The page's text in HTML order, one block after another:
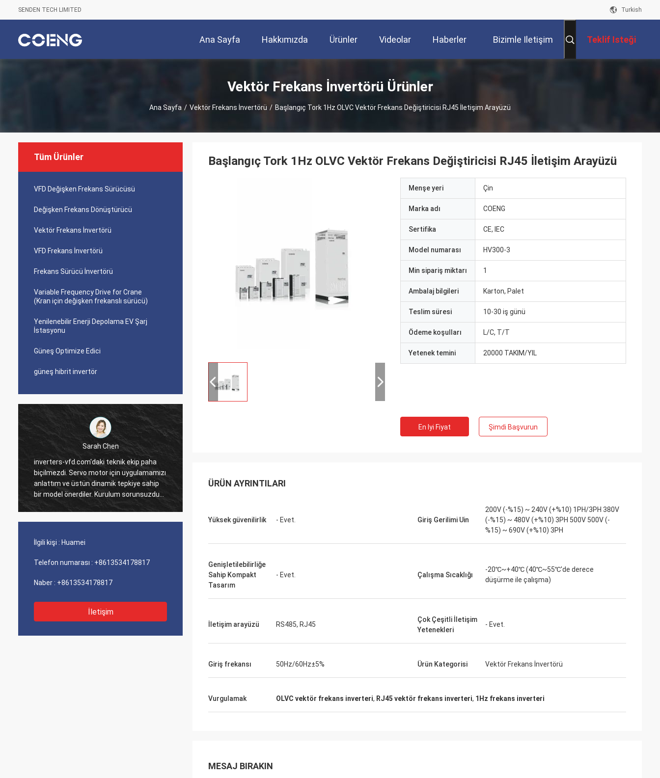
SENDEN TECH LIMITED Turkish
Ana Sayfa Hakkımızda Ürünler Videolar Haberler Bizimle Iletişim Teklif Isteği
Vektör Frekans İnvertörü Ürünler
Ana Sayfa / Vektör Frekans İnvertörü / Başlangıç Tork 1Hz OLVC Vektör Frekans Değiştiricisi RJ45 İletişim Arayüzü
Tüm Ürünler
VFD Değişken Frekans Sürücüsü
Değişken Frekans Dönüştürücü
Vektör Frekans İnvertörü
VFD Frekans İnvertörü
Frekans Sürücü İnvertörü
Variable Frequency Drive for Crane
(Kran için değişken frekanslı sürücü)
Yenilenebilir Enerji Depolama EV Şarj
İstasyonu
Güneş Optimize Edici
güneş hibrit invertör
Sarah Chen
inverters-vfd.com'daki teknik ekip paha
biçilmezdi. Servo motor için uygulamamızı
anlattım ve üstün dinamik tepkiye sahip
bir model önerdiler. Kurulum sorunsuzdu
ve hassasiyet döngü sürelerimizi
tamamlandı ve şaşırtıcı bir hızla gönderildi.
Lojistikten ve bu bileşenlerin sağlam
performansından etkilendik. Baştan sona
sağlıyor. Kalitesi, kullandığımız bazı büyük
markaları geride bırakıyor ve maliyeti de
çok daha düşük. Özel uygulamalar için
tedarikçimizden daha uygun fiyatlıydı.
İstikrarı, sık sık yaşanan arıza
sorunlarımızı ortadan kaldırdı. Olağanüstü
bir değer ve endüstriyel bileşenler için
İlgili kişi : Huamei
Telefon numarası : +8613534178817
Naber : +8613534178817
İletişim
Başlangıç Tork 1Hz OLVC Vektör Frekans Değiştiricisi RJ45 İletişim Arayüzü
Menşe yeri Çin
Marka adı COENG
Sertifika CE, IEC
Model numarası HV300-3
Min sipariş miktarı 1
Ambalaj bilgileri Karton, Palet
Teslim süresi 10-30 iş günü
Ödeme koşulları L/C, T/T
Yetenek temini 20000 TAKIM/YIL
En Iyi Fiyat Şimdi Başvurun
ÜRÜN AYRINTILARI
Yüksek güvenilirlik - Evet. Giriş Gerilimi Uin
200V (-%15) ~ 240V (+%10) 1PH/3PH 380V
(-%15) ~ 480V (+%10) 3PH 500V 500V (-
%15) ~ 690V (+%10) 3PH
Genişletilebilirliğe
Sahip Kompakt
Tasarım
- Evet. Çalışma Sıcaklığı
-20℃~+40℃ (40℃~55℃'de derece
düşürme ile çalışma)
İletişim arayüzü RS485, RJ45
Çok Çeşitli İletişim
Yetenekleri
- Evet.
Giriş frekansı 50Hz/60Hz±5% Ürün Kategorisi Vektör Frekans İnvertörü
Vurgulamak OLVC vektör frekans inverteri, RJ45 vektör frekans inverteri, 1Hz frekans inverteri
MESAJ BIRAKIN